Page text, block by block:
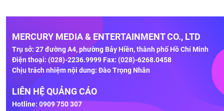
MERCURY MEDIA & ENTERTAINMENT CO., LTD
Trụ sở: 27 đường A4, phường Bảy Hiền, thành phố Hồ Chí Minh
Điện thoại: (028)-2236.9999 Fax: (028)-6268.0458
Chịu trách nhiệm nội dung: Đào Trọng Nhân
LIÊN HỆ QUẢNG CÁO
Hotline: 0909 750 307